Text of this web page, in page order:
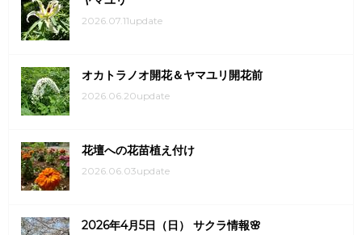
2026.07.11update
オカトラノオ開花＆ヤマユリ開花前
2026.06.20update
花壇への花苗植え付け
2026.06.03update
2026年4月5日（日） サクラ情報🌸